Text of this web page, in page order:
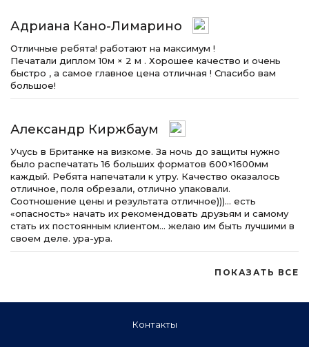
Адриана Кано-Лимарино
Отличные ребята! работают на максимум !
Печатали диплом 10м × 2 м . Хорошее качество и очень
быстро , а самое главное цена отличная ! Спасибо вам
большое!
Александр Киржбаум
Учусь в Британке на визкоме. За ночь до защиты нужно
было распечатать 16 больших форматов 600×1600мм
каждый. Ребята напечатали к утру. Качество оказалось
отличное, поля обрезали, отлично упаковали.
Соотношение цены и результата отличное)))… есть
«опасность» начать их рекомендовать друзьям и самому
стать их постоянным клиентом… желаю им быть лучшими в
своем деле. ура-ура.
ПОКАЗАТЬ ВСЕ
Контакты